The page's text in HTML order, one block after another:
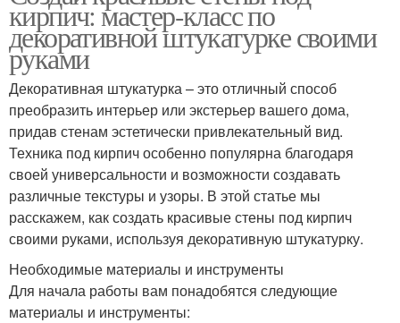
кирпич: мастер-класс по
декоративной штукатурке своими
руками
Декоративная штукатурка – это отличный способ
преобразить интерьер или экстерьер вашего дома,
придав стенам эстетически привлекательный вид.
Техника под кирпич особенно популярна благодаря
своей универсальности и возможности создавать
различные текстуры и узоры. В этой статье мы
расскажем, как создать красивые стены под кирпич
своими руками, используя декоративную штукатурку.
Необходимые материалы и инструменты
Для начала работы вам понадобятся следующие
материалы и инструменты: